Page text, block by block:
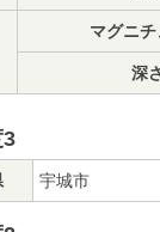
マグニ
深
宇城市